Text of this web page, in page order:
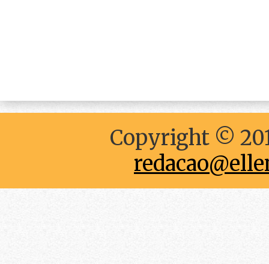
Copyright ©